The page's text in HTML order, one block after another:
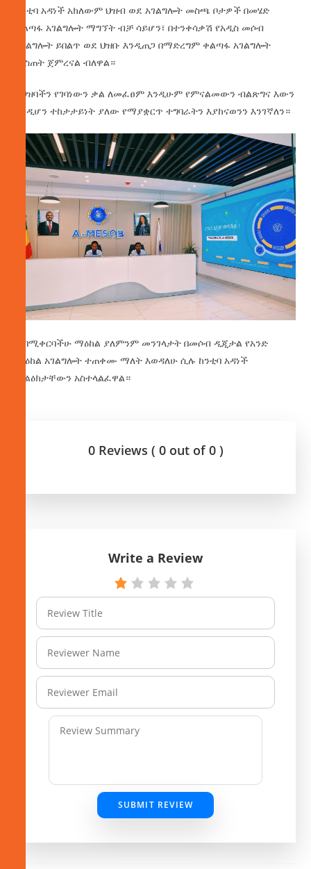
ከንቲባ አዳነች አክለውም ህዝብ ወደ አገልግሎት መስጫ ቦታዎች በመሄድ
ቀልጣፋ አገልግሎት ማግኘት ብቻ ሳይሆን፣ በተንቀሳቃሽ የአዲስ መሶብ
አገልግሎት ይበልጥ ወደ ህዝቡ እንዲጠጋ በማድረግም ቀልጣፋ አገልግሎት
መስጠት ጀምረናል ብለዋል።
ለህዝባችን የገባነውን ቃል ለመፈፀም እንዲሁም የምናልመውን ብልጽግና እውን
እንዲሆን ተከታታይነት ያለው የማያቋርጥ ተግባራትን እያከናወንን እንገኛለን።
ኑ በሚቀርባችሁ ማዕከል ያለምንም መንገላታት በመሶብ ዲጂታል የአንድ
ማዕከል አገልግሎት ተጠቀሙ ማለት እወዳለሁ ሲሉ ከንቲባ አዳነች
መልዕክታቸውን አስተላልፈዋል።
0 Reviews ( 0 out of 0 )
Write a Review
SUBMIT REVIEW